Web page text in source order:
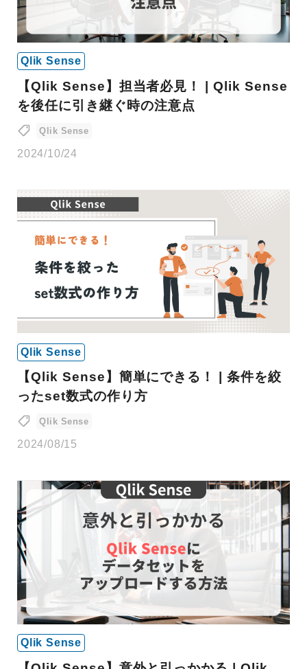
Qlik Sense
【Qlik Sense】担当者必見！ | Qlik Sense
を後任に引き継ぐ時の注意点
Qlik Sense
2024/10/24
Qlik Sense
【Qlik Sense】簡単にできる！ | 条件を絞
ったset数式の作り方
Qlik Sense
2024/08/15
Qlik Sense